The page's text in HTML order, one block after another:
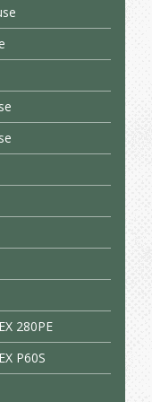
280PE
P60S